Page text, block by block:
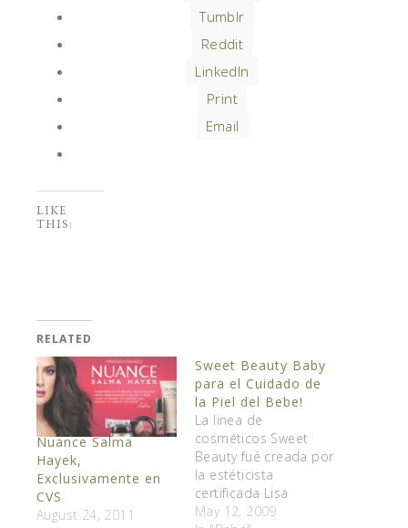
Tumblr
Reddit
LinkedIn
Print
Email
LIKE
THIS:
RELATED
Nuance Salma
Hayek,
Exclusivamente en
CVS
August 24, 2011
Sweet Beauty Baby
para el Cuidado de
la Piel del Bebe!
La linea de
cosméticos Sweet
Beauty fué creada por
la estéticista
certificada Lisa
Françoise, quien
May 12, 2009